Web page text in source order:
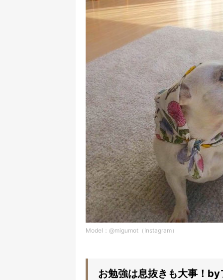
Model：@migumot（Instagram）
お勉強は息抜きも大事！